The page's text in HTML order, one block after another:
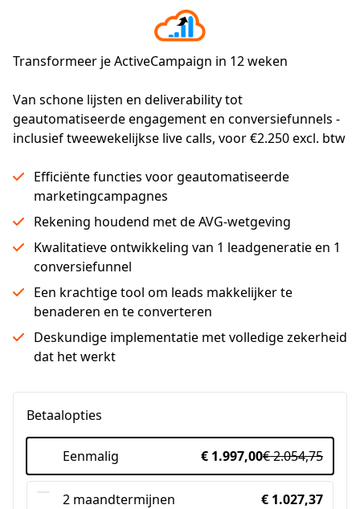
Transformeer je ActiveCampaign in 12 weken
Van schone lijsten en deliverability tot
geautomatiseerde engagement en conversiefunnels -
inclusief tweewekelijkse live calls, voor €2.250 excl. btw
Efficiënte functies voor geautomatiseerde
marketingcampagnes
Rekening houdend met de AVG-wetgeving
Kwalitatieve ontwikkeling van 1 leadgeneratie en 1
conversiefunnel
Een krachtige tool om leads makkelijker te
benaderen en te converteren
Deskundige implementatie met volledige zekerheid
dat het werkt
Betaalopties
Eenmalig € 1.997,00€ 2.054,75
2 maandtermijnen € 1.027,37